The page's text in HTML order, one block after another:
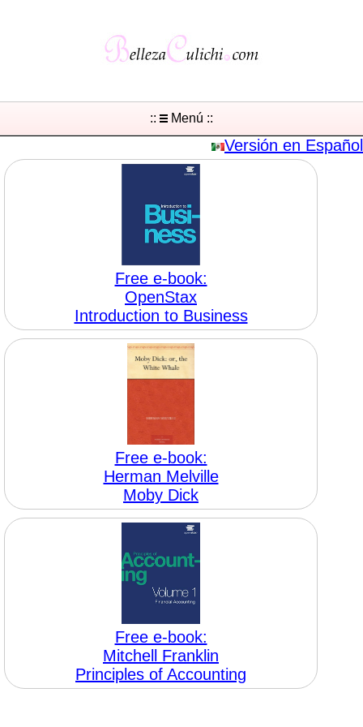
:: Menú ::
Versión en Español
Free e-book:
OpenStax
Introduction to Business
Free e-book:
Herman Melville
Moby Dick
Free e-book:
Mitchell Franklin
Principles of Accounting